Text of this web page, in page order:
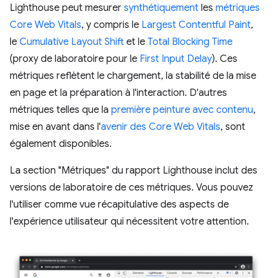
Lighthouse peut mesurer synthétiquement les métriques
Core Web Vitals, y compris le Largest Contentful Paint,
le Cumulative Layout Shift et le Total Blocking Time
(proxy de laboratoire pour le First Input Delay). Ces
métriques reflètent le chargement, la stabilité de la mise
en page et la préparation à l'interaction. D'autres
métriques telles que la première peinture avec contenu,
mise en avant dans l'avenir des Core Web Vitals, sont
également disponibles.
La section "Métriques" du rapport Lighthouse inclut des
versions de laboratoire de ces métriques. Vous pouvez
l'utiliser comme vue récapitulative des aspects de
l'expérience utilisateur qui nécessitent votre attention.